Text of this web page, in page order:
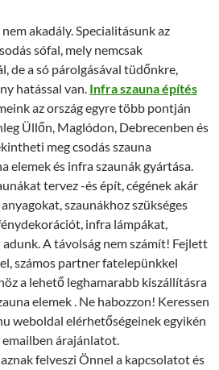
akadály. Specialitásunk az
sófal, mely nemcsak
de a só párolgásával tüdőnkre,
hatással van. Infra szauna építés
az ország egyre több pontján
Üllőn, Maglódon, Debrecenben és
meg csodás szauna
elemek és infra szaunák gyártása.
tervez -és épít, cégének akár
szaunákhoz szükséges
infra lámpákat,
A távolság nem számít! Fejlett
számos partner fatelepünkkel
a lehető leghamarabb kiszállításra
elemek . Ne habozzon! Keressen
weboldal elérhetőségeinek egyikén
árajánlatot.
felveszi Önnel a kapcsolatot és